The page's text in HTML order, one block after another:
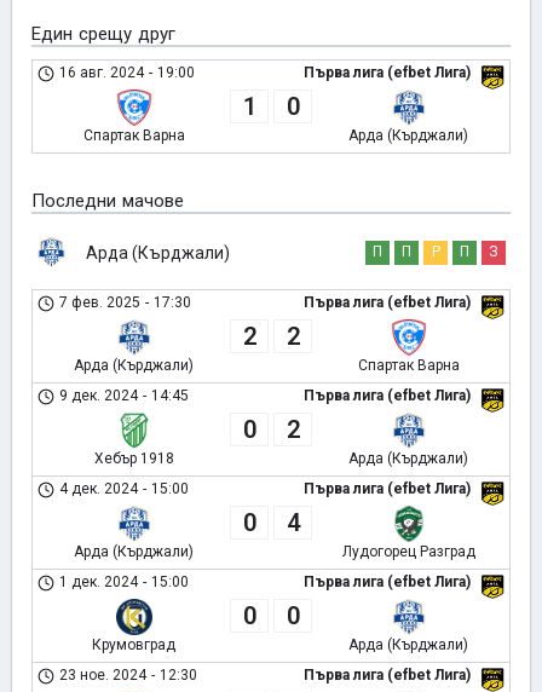
Един срещу друг
Първа лига (efbet Лига)
16 авг. 2024 - 19:00
Спартак Варна
1 0
Арда (Кърджали)
Последни мачове
Арда (Кърджали) П П Р П З
Първа лига (efbet Лига)
7 фев. 2025 - 17:30
Арда (Кърджали)
2 2
Спартак Варна
Първа лига (efbet Лига)
9 дек. 2024 - 14:45
Хебър 1918
0 2
Арда (Кърджали)
Първа лига (efbet Лига)
4 дек. 2024 - 15:00
Арда (Кърджали)
0 4
Лудогорец Разград
Първа лига (efbet Лига)
1 дек. 2024 - 15:00
Крумовград
0 0
Арда (Кърджали)
Първа лига (efbet Лига)
23 ное. 2024 - 12:30